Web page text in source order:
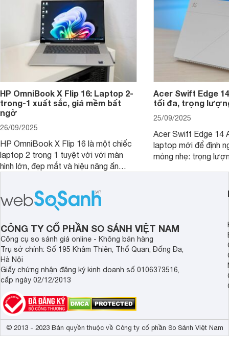
HP OmniBook X Flip 16: Laptop 2-
trong-1 xuất sắc, giá mềm bất
ngờ
26/09/2025
HP OmniBook X Flip 16 là một chiếc
laptop 2 trong 1 tuyệt vời với màn
hình lớn, đẹp mắt và hiệu năng ấn
mức giá vô cùng hấp dẫn, biến nó trở
thành một lựa chọn “đáng đồng tiền
bát gạo” trên thị trường.
Acer Swift Edge
tối đa, trọng
25/09/2025
Acer Swift Edge 14
laptop mới để định
mỏng nhẹ: trọng
năng AI hàng đầu,
CÔNG TY CỔ PHẦN SO SÁNH VIỆT NAM
Công cụ so sánh giá online - Không bán hàng
Trụ sở chính: Số 195 Khâm Thiên, Thổ Quan, Đống Đa,
Hà Nội
Giấy chứng nhận đăng ký kinh doanh số 0106373516,
cấp ngày 02/12/2013
© 2013 - 2023 Bản quyền thuộc về Công ty cổ phần So Sánh Việt Nam